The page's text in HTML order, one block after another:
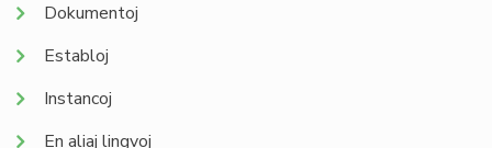
Dokumentoj
Establoj
Instancoj
En aliaj lingvoj